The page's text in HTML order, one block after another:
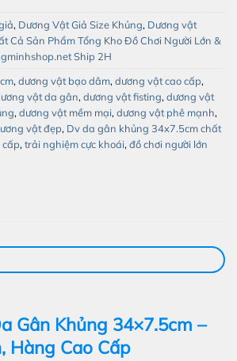
, Dương Vật Giả Size Khủng, Dương vật
Cả Sản Phẩm Tổng Kho Đồ Chơi Người Lớn &
Ship 2H
, dương vật bạo dâm, dương vật cao cấp,
vật da gân, dương vật fisting, dương vật
, dương vật mềm mại, dương vật phê mạnh,
vật đẹp, Dv da gân khủng 34x7.5cm chất
cấp, trải nghiệm cực khoái, đồ chơi người lớn
Gân Khủng 34×7.5cm –
Hàng Cao Cấp